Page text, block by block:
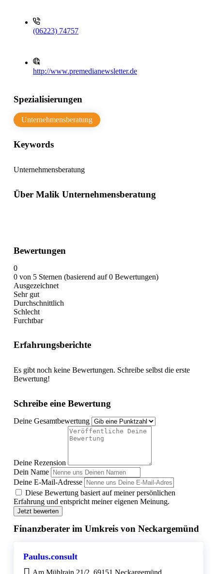
(06223) 74757
http://www.premedianewsletter.de
Spezialisierungen
Unternehmensberatung
Keywords
Unternehmensberatung
Über Malik Unternehmensberatung
Bewertungen
0
0 von 5 Sternen (basierend auf 0 Bewertungen)
Ausgezeichnet
Sehr gut
Durchschnittlich
Schlecht
Furchtbar
Erfahrungsberichte
Es gibt noch keine Bewertungen. Schreibe selbst die erste
Bewertung!
Schreibe eine Bewertung
Deine Gesamtbewertung
Deine Rezension
Dein Name
Deine E-Mail-Adresse
Diese Bewertung basiert auf meiner persönlichen
Erfahrung und entspricht meiner eigenen Meinung.
Jetzt bewerten
Finanzberater im Umkreis von Neckargemünd
Paulus.consult